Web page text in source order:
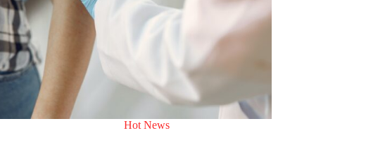
Hot News